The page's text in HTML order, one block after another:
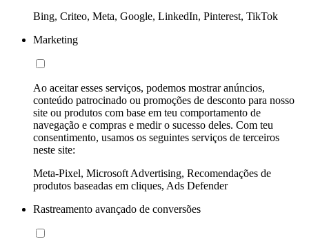
Bing, Criteo, Meta, Google, LinkedIn, Pinterest, TikTok
Marketing
Ao aceitar esses serviços, podemos mostrar anúncios,
conteúdo patrocinado ou promoções de desconto para nosso
site ou produtos com base em teu comportamento de
navegação e compras e medir o sucesso deles. Com teu
consentimento, usamos os seguintes serviços de terceiros
neste site:
Meta-Pixel, Microsoft Advertising, Recomendações de
produtos baseadas em cliques, Ads Defender
Rastreamento avançado de conversões